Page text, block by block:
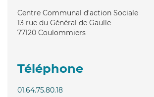
Centre Communal d'action Sociale
13 rue du Général de Gaulle
77120 Coulommiers
Téléphone
01.64.75.80.18